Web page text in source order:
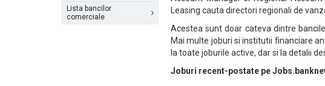
Lista bancilor
comerciale
Leasing cauta directori regionali de
Acestea sunt doar cateva dintre
Mai multe joburi si institutii financiare
la toate joburile active, dar si la detalii
Joburi recent-postate pe